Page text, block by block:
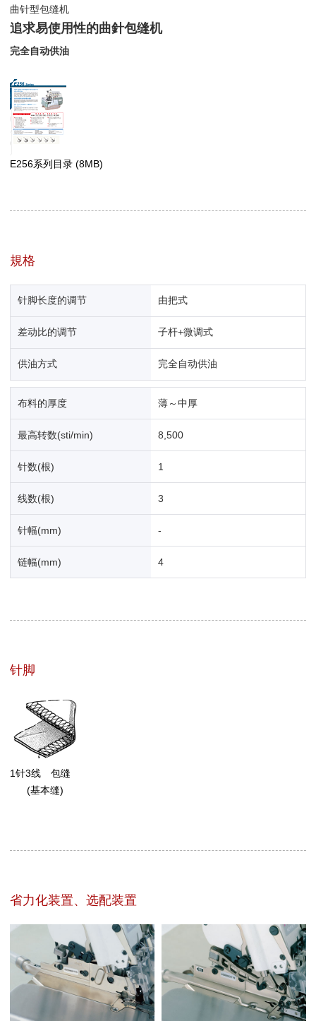
曲针型包缝机
追求易使用性的曲針包缝机
完全自动供油
E256系列目录 (8MB)
規格
针脚长度的调节 由把式
差动比的调节 子杆+微调式
供油方式 完全自动供油
布料的厚度 薄～中厚
最高转数(sti/min) 8,500
针数(根) 1
线数(根) 3
针幅(mm) -
链幅(mm) 4
针脚
1针3线 包缝
(基本缝)
省力化装置、选配装置